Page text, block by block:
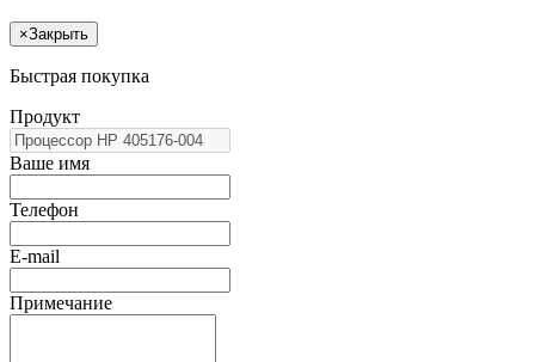
×Закрыть
Быстрая покупка
Продукт
Ваше имя
Телефон
E-mail
Примечание